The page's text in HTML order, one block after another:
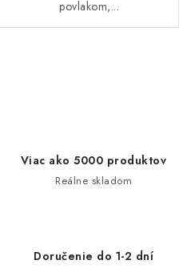
povlakom,...
Viac ako 5000 produktov
Reálne skladom
Doručenie do 1-2 dní